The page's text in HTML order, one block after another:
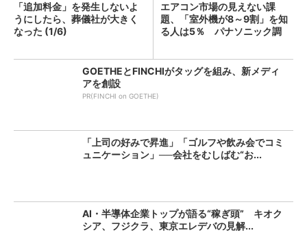
「追加料金」を発生しないよ
うにしたら、葬儀社が大きく
なった (1/6)
エアコン市場の見えない課
題、「室外機が8～9割」を知
る人は5％ パナソニック調
GOETHEとFINCHIがタッグを組み、新メディ
アを創設
PR(FINCHI on GOETHE)
「上司の好みで昇進」「ゴルフや飲み会でコミ
ュニケーション」──会社をむしばむ“お...
AI・半導体企業トップが語る“稼ぎ頭” キオク
シア、フジクラ、東京エレデバの見解...